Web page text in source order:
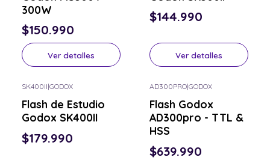
300W
$150.990
Ver detalles
$144.990
Ver detalles
SK400II|GODOX
Flash de Estudio
Godox SK400II
$179.990
AD300PRO|GODOX
Flash Godox
AD300pro - TTL &
HSS
$639.990